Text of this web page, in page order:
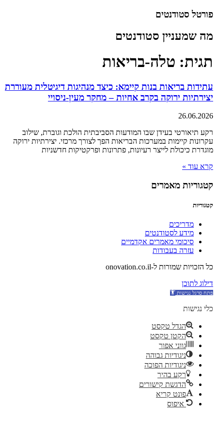
דלג
פורטל סטודנטים
מה שמעניין סטודנטים
תגית: טלה-בריאות
עתידות בריאות בנות קיימא: כיצד מנהיגות דיגיטלית מעוררת
יצירתיות ירוקה בקרב אחיות – מחקר מעין-ניסויי
26.06.2026
רקע תיאורטי בעידן שבו המודעות הסביבתית הולכת וגוברת, שילוב
עקרונות קיימות במערכות הבריאות הפך לצורך מרכזי. יצירתיות ירוקה
מוגדרת כיכולת לייצר רעיונות, פתרונות ופרקטיקות חדשניות
קרא עוד »
קטגוריות מאמרים
קטגוריות
מדריכים
מידע לסטודנטים
סיכומי מאמרים אקדמיים
עזרה בעבודות
כל הזכויות שמורות ל-onovation.co.il
דילוג לתוכן
כלי נגישות
הגדל טקסט
הקטן טקסט
גווני אפור
ניגודיות גבוהה
ניגודיות הפוכה
רקע בהיר
הדגשת קישורים
פונט קריא
איפוס